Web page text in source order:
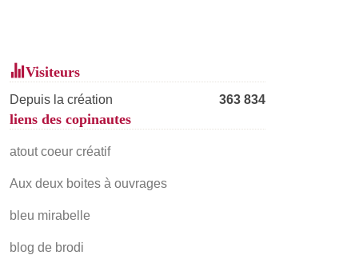
Visiteurs
Depuis la création 363 834
liens des copinautes
atout coeur créatif
Aux deux boites à ouvrages
bleu mirabelle
blog de brodi